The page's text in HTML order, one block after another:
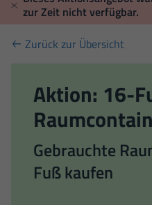
zur Zeit nicht verfügbar.
Zurück zur Übersicht
Aktion: 16-
Gebrauchte
Fuß kaufen